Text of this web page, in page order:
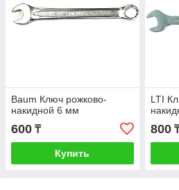
Baum Ключ рожково-
накидной 6 мм
600 ₸
Купить
LTI
800